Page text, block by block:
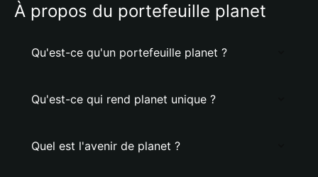
À propos du portefeuille planet
Qu'est-ce qu'un portefeuille planet ?
Qu'est-ce qui rend planet unique ?
Quel est l'avenir de planet ?